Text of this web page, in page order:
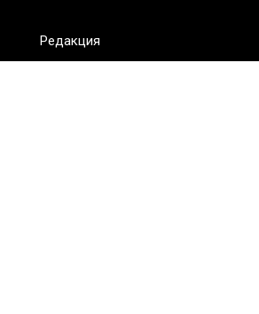
Редакция